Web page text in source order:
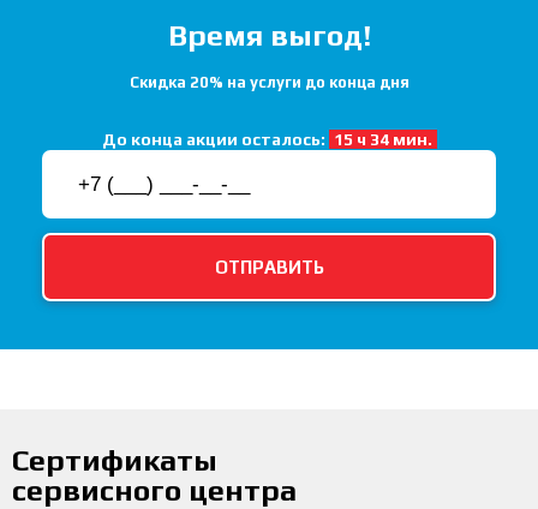
Время выгод!
Скидка 20% на услуги до конца дня
До конца акции осталось: 15 ч 34 мин.
Сертификаты
сервисного центра